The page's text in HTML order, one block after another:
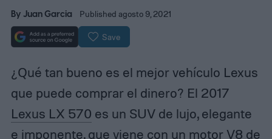
ByJuan Garcia Published agosto 9, 2021
Save
¿Qué tan bueno es el mejor vehículo Lexus
que puede comprar el dinero? El 2017
Lexus LX 570 es un SUV de lujo, elegante
e imponente, que viene con un motor V8 de